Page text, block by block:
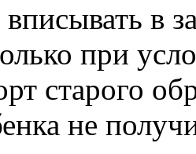
в
при
старого
не